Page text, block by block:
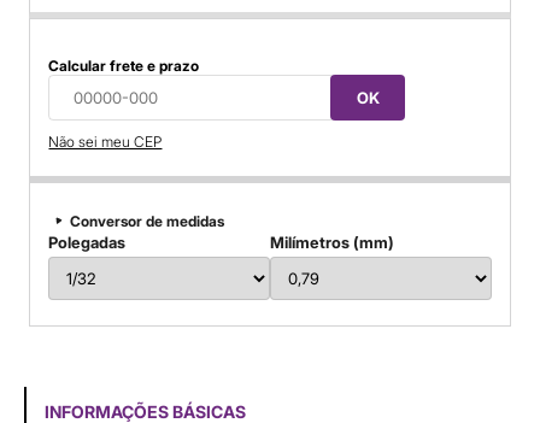
Calcular frete e prazo
OK
Não sei meu CEP
Conversor de medidas
Polegadas Milímetros (mm)
INFORMAÇÕES BÁSICAS